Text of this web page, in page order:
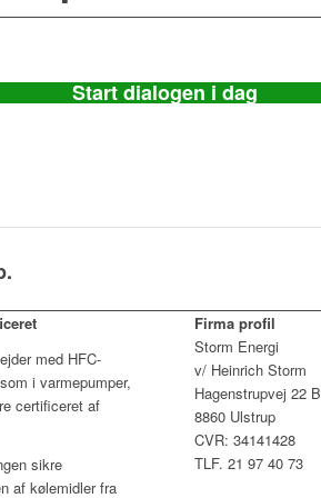
Start dialogen i dag
med HFC-
i varmepumper,
certificeret af
sikre
af kølemidler fra
Firma profil
Storm Energi
v/ Heinrich Storm
Hagenstrupvej 22 B
8860 Ulstrup
CVR: 34141428
TLF. 21 97 40 73